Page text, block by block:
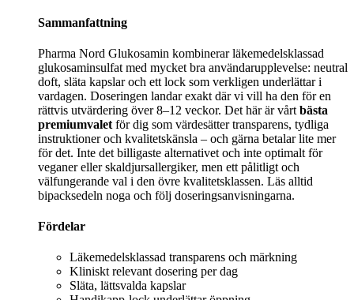
Sammanfattning
Pharma Nord Glukosamin kombinerar läkemedelsklassad
glukosaminsulfat med mycket bra användarupplevelse: neutral
doft, släta kapslar och ett lock som verkligen underlättar i
vardagen. Doseringen landar exakt där vi vill ha den för en
rättvis utvärdering över 8–12 veckor. Det här är vårt bästa
premiumvalet för dig som värdesätter transparens, tydliga
instruktioner och kvalitetskänsla – och gärna betalar lite mer
för det. Inte det billigaste alternativet och inte optimalt för
veganer eller skaldjursallergiker, men ett pålitligt och
välfungerande val i den övre kvalitetsklassen. Läs alltid
bipacksedeln noga och följ doseringsanvisningarna.
Fördelar
Läkemedelsklassad transparens och märkning
Kliniskt relevant dosering per dag
Släta, lättsvalda kapslar